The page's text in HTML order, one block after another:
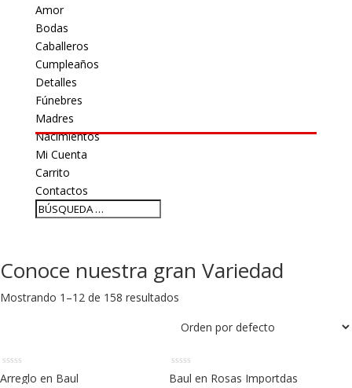
Amor
Bodas
Caballeros
Cumpleaños
Detalles
Fúnebres
Madres
Nacimientos
Mi Cuenta
Carrito
Contactos
Conoce nuestra gran Variedad
Mostrando 1–12 de 158 resultados
Arreglo en Baul Baul en Rosas Importdas